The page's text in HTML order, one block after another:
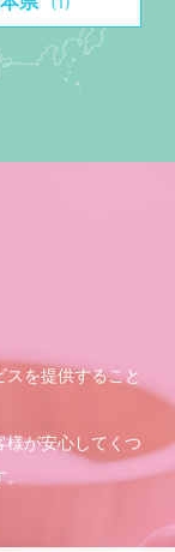
を提供すること
様が安心してくつ